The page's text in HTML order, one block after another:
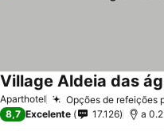
Aparthotel Opções de refeições
Village Aldeia das
8,7 Excelente 17.126 a